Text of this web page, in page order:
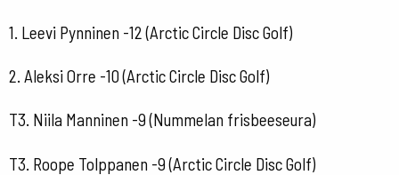
1. Leevi Pynninen -12 (Arctic Circle Disc Golf)
2. Aleksi Orre -10 (Arctic Circle Disc Golf)
T3. Niila Manninen -9 (Nummelan frisbeeseura)
T3. Roope Tolppanen -9 (Arctic Circle Disc Golf)